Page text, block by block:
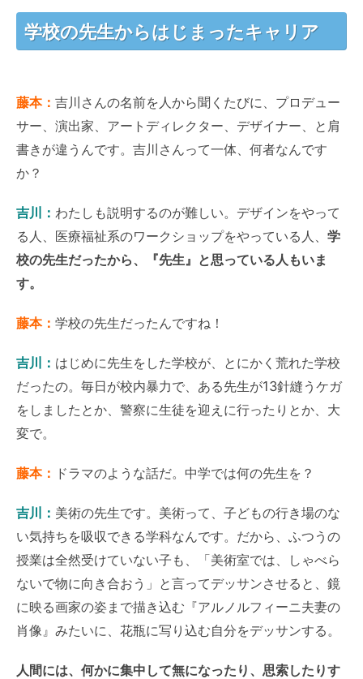
学校の先生からはじまったキャリア
藤本： 吉川さんの名前を人から聞くたびに、プロデュー
サー、演出家、アートディレクター、デザイナー、と肩
書きが違うんです。吉川さんって一体、何者なんです
か？
吉川： わたしも説明するのが難しい。デザインをやって
る人、医療福祉系のワークショップをやっている人、 学
校の先生だったから、『先生』と思っている人もいま
す。
藤本： 学校の先生だったんですね！
吉川： はじめに先生をした学校が、とにかく荒れた学校
だったの。毎日が校内暴力で、ある先生が13針縫うケガ
をしましたとか、警察に生徒を迎えに行ったりとか、大
変で。
藤本： ドラマのような話だ。中学では何の先生を？
吉川： 美術の先生です。美術って、子どもの行き場のな
い気持ちを吸収できる学科なんです。だから、ふつうの
授業は全然受けていない子も、「美術室では、しゃべら
ないで物に向き合おう」と言ってデッサンさせると、鏡
に映る画家の姿まで描き込む『アルノルフィーニ夫妻の
肖像』みたいに、花瓶に写り込む自分をデッサンする。
人間には、何かに集中して無になったり、思索したりす